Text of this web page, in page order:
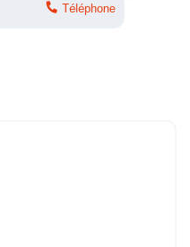
Téléphone